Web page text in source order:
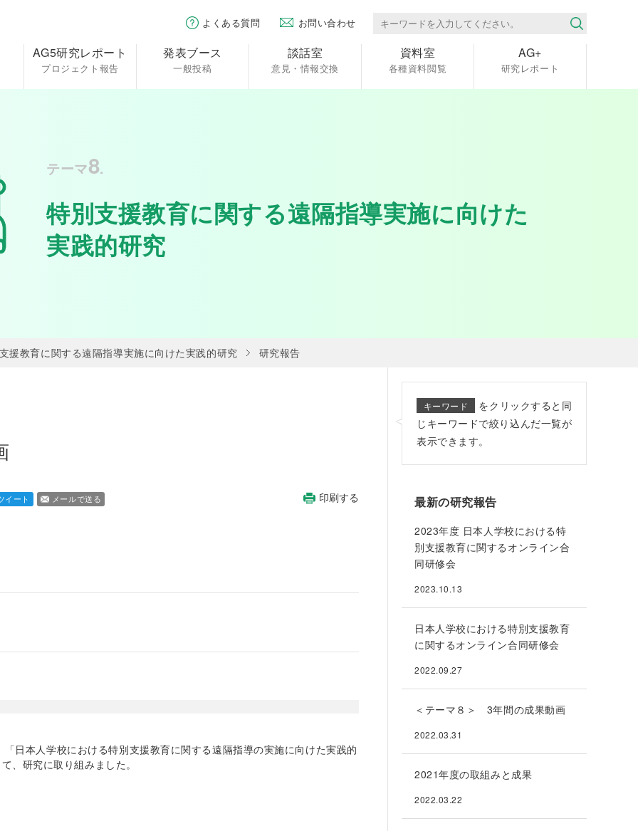
よくある質問 お問い合わせ
AG5研究レポート
プロジェクト報告
発表ブース
一般投稿
談話室
意見・情報交換
資料室
各種資料閲覧
AG+
研究レポート
テーマ8.
特別支援教育に関する遠隔指導実施に向けた
実践的研究
援教育に関する遠隔指導実施に向けた実践的研究 研究報告
イート メールで送る 印刷する
日本人学校における特別支援教育に関する遠隔指導の実施に向けた実践的
、研究に取り組みました。
キーワード
をクリックすると同
じキーワードで絞り込んだ一覧が
表示できます。
最新の研究報告
2023年度 日本人学校における特
別支援教育に関するオンライン合
同研修会
2023.10.13
日本人学校における特別支援教育
に関するオンライン合同研修会
2022.09.27
＜テーマ８＞ 3年間の成果動画
2022.03.31
2021年度の取組みと成果
2022.03.22